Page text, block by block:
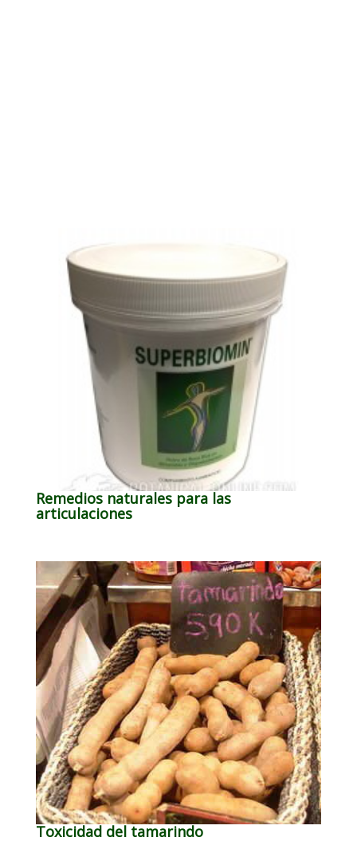
Remedios naturales para las
articulaciones
Toxicidad del tamarindo